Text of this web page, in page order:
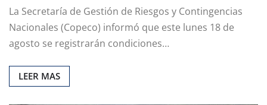
La Secretaría de Gestión de Riesgos y Contingencias
Nacionales (Copeco) informó que este lunes 18 de
agosto se registrarán condiciones…
LEER MAS